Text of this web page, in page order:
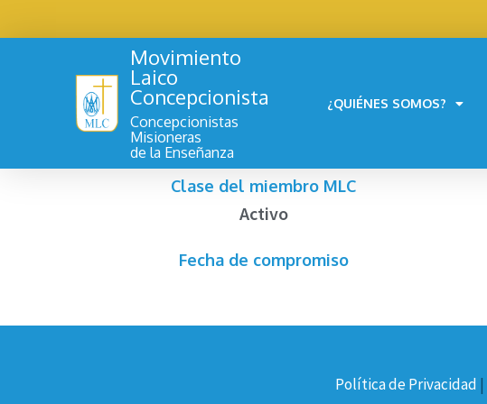
Movimiento
Laico
Concepcionista
Concepcionistas
Misioneras
de la Enseñanza
¿QUIÉNES SOMOS?
Clase del miembro MLC
Activo
Fecha de compromiso
Política de Privacidad |